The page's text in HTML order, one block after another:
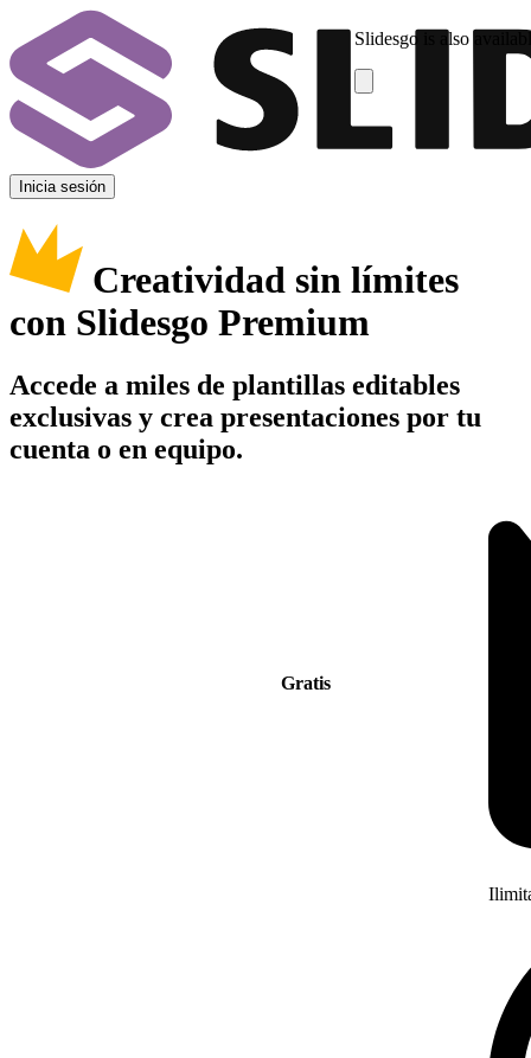
Slidesgo is also
Inicia sesión
Creatividad sin límites
con Slidesgo Premium
Accede a miles de plantillas editables
exclusivas y crea presentaciones por tu
cuenta o en equipo.
Gratis